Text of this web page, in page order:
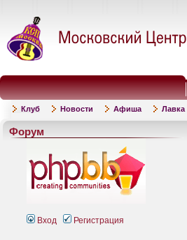
Клуб Новости Афиша Лавка
Форум
Вход Регистрация